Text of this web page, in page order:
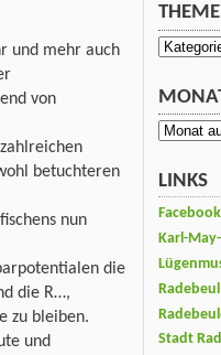
und mehr auch
von
betuchteren
nun
die
die R…,
zu bleiben.
und
Themen
LINKS
Facebook
Karl-
Stadt